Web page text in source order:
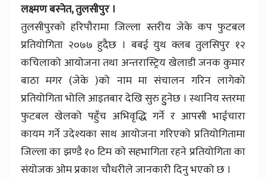
लक्ष्मण बस्नेत, तुलसीपुर ।
तुलसीपुरको हरिपौरामा जिल्ला स्तरीय जेके कप फुटबल
प्रतियोगिता २०७७ हुदैछ । बबई युथ क्लब तुलसिपुर १२
कचिलाको आयोजना तथा अन्तरास्ट्रिय खेलाडी जनक कुमार
बाठा मगर (जेके )को नाम मा संचालन गरिन लागेको
प्रतियोगिता भोलि आइतबार देखि सुरु हुुनेछ । स्थानिय स्तरमा
फुटबल खेलको पहुँच अभिवृद्धि गर्ने र आपसी भाईचारा
कायम गर्ने उदेश्यका साथ आयोजना गरिएको प्रतियोगितामा
जिल्ला का झण्डै १० टिम को सहभागिता रहने प्रतियोगिता का
संयोजक ओम प्रकाश चौधरीले जानकारी दिनु भएको छ ।